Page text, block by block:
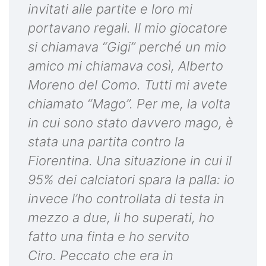
invitati alle partite e loro mi
portavano regali. Il mio giocatore
si chiamava “Gigi” perché un mio
amico mi chiamava così, Alberto
Moreno del Como. Tutti mi avete
chiamato “Mago”. Per me, la volta
in cui sono stato davvero mago, è
stata una partita contro la
Fiorentina. Una situazione in cui il
95% dei calciatori spara la palla: io
invece l’ho controllata di testa in
mezzo a due, li ho superati, ho
fatto una finta e ho servito
Ciro. Peccato che era in